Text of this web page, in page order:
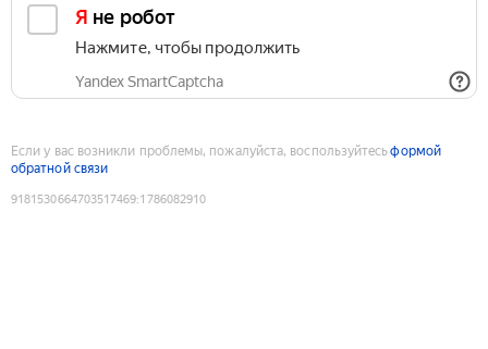
Я не робот
Нажмите, чтобы продолжить
Yandex SmartCaptcha
Если у вас возникли проблемы, пожалуйста, воспользуйтесьформой
обратной связи
9181530664703517469:1786082910